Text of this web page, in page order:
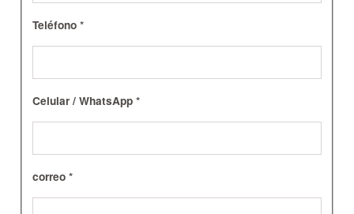
Teléfono *
Celular / WhatsApp *
correo *